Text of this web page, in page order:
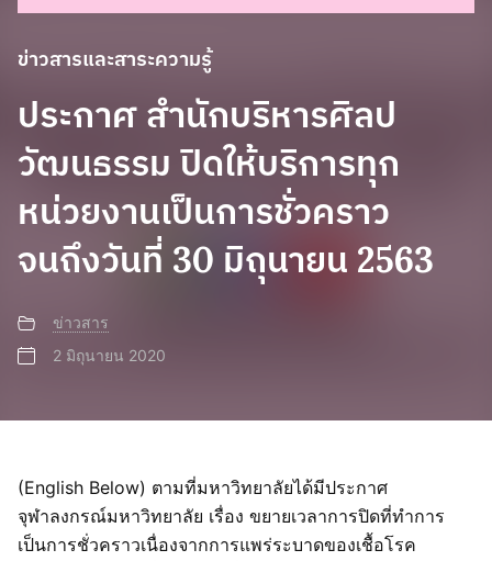
ข่าวสารและสาระความรู้
ประกาศ สำนักบริหารศิลป
วัฒนธรรม ปิดให้บริการทุก
หน่วยงานเป็นการชั่วคราว
จนถึงวันที่ 30 มิถุนายน 2563
ข่าวสาร
2 มิถุนายน 2020
(English Below) ตามที่มหาวิทยาลัยได้มีประกาศ
จุฬาลงกรณ์มหาวิทยาลัย เรื่อง ขยายเวลาการปิดที่ทำการ
เป็นการชั่วคราวเนื่องจากการแพร่ระบาดของเชื้อโรค